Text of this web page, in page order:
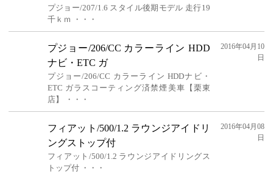
プジョー/207/1.6 スタイル後期モデル 走行19
千ｋｍ ・・・
プジョー/206/CC カラーライン HDD
ナビ・ETC ガ
プジョー/206/CC カラーライン HDDナビ・
ETC ガラスコーティング済禁煙美車【栗東
店】 ・・・
2016年04月10
日
フィアット/500/1.2 ラウンジアイドリ
ングストップ付
フィアット/500/1.2 ラウンジアイドリングス
トップ付 ・・・
2016年04月08
日